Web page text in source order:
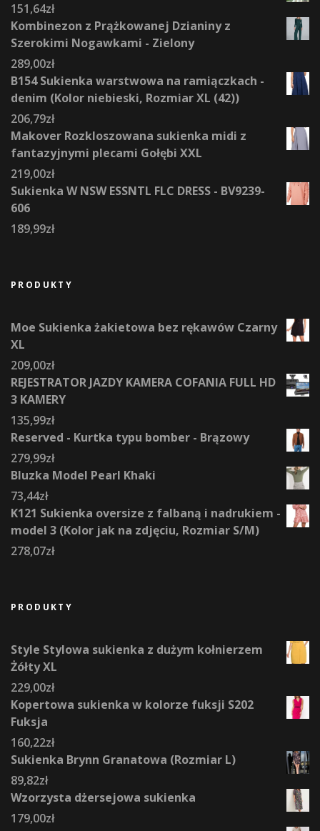
151,64zł
Kombinezon z Prążkowanej Dzianiny z
Szerokimi Nogawkami - Zielony
289,00zł
B154 Sukienka warstwowa na ramiączkach -
denim (Kolor niebieski, Rozmiar XL (42))
206,79zł
Makover Rozkloszowana sukienka midi z
fantazyjnymi plecami Gołębi XXL
219,00zł
Sukienka W NSW ESSNTL FLC DRESS - BV9239-
606
189,99zł
PRODUKTY
Moe Sukienka żakietowa bez rękawów Czarny
XL
209,00zł
REJESTRATOR JAZDY KAMERA COFANIA FULL HD
3 KAMERY
135,99zł
Reserved - Kurtka typu bomber - Brązowy
279,99zł
Bluzka Model Pearl Khaki
73,44zł
K121 Sukienka oversize z falbaną i nadrukiem -
model 3 (Kolor jak na zdjęciu, Rozmiar S/M)
278,07zł
PRODUKTY
Style Stylowa sukienka z dużym kołnierzem
Żółty XL
229,00zł
Kopertowa sukienka w kolorze fuksji S202
Fuksja
160,22zł
Sukienka Brynn Granatowa (Rozmiar L)
89,82zł
Wzorzysta dżersejowa sukienka
179,00zł